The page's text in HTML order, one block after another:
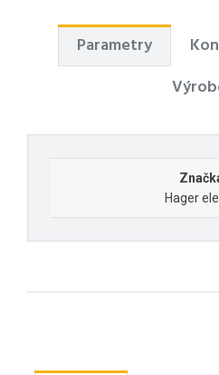
Parametry
Hager